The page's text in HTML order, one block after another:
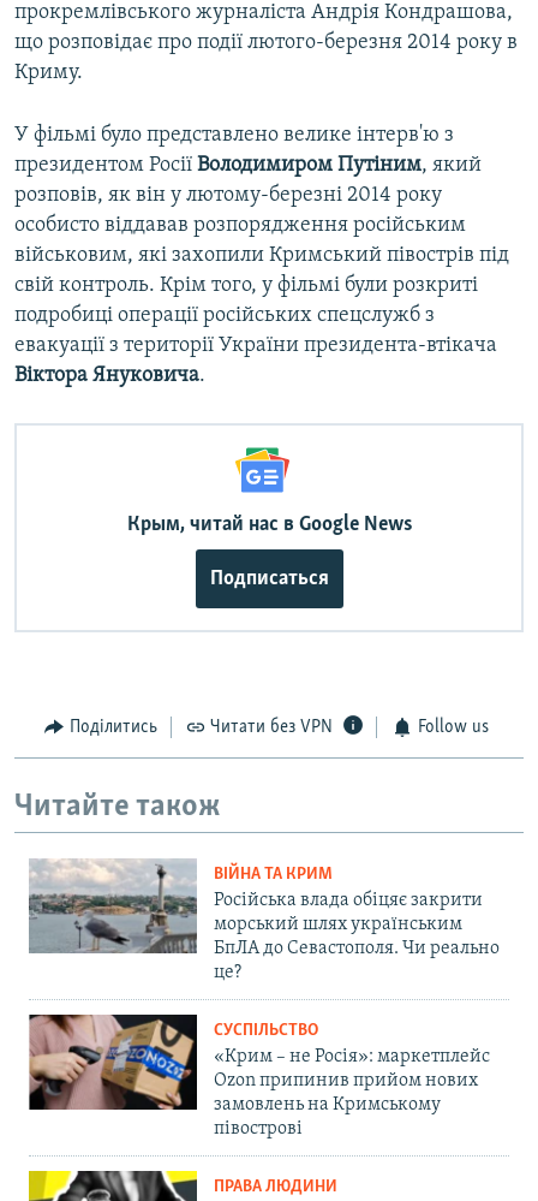
прокремлівського журналіста Андрія Кондрашова,
що розповідає про події лютого-березня 2014 року в
Криму.
У фільмі було представлено велике інтерв'ю з
президентом Росії Володимиром Путіним, який
розповів, як він у лютому-березні 2014 року
особисто віддавав розпорядження російським
військовим, які захопили Кримський півострів під
свій контроль. Крім того, у фільмі були розкриті
подробиці операції російських спецслужб з
евакуації з території України президента-втікача
Віктора Януковича.
Крым, читай нас в Google News
Подписаться
Поділитись Читати без VPN Follow us
Читайте також
ВІЙНА ТА КРИМ
Російська влада обіцяє закрити
морський шлях українським
БпЛА до Севастополя. Чи реально
це?
СУСПІЛЬСТВО
«Крим – не Росія»: маркетплейс
Ozon припинив прийом нових
замовлень на Кримському
півострові
ПРАВА ЛЮДИНИ